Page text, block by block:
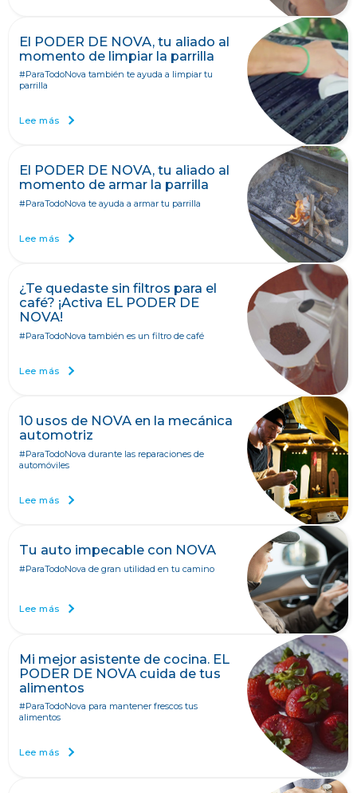
El PODER DE NOVA, tu aliado al
momento de limpiar la parrilla
#ParaTodoNova también te ayuda a limpiar tu
parrilla
Lee más
El PODER DE NOVA, tu aliado al
momento de armar la parrilla
#ParaTodoNova te ayuda a armar tu parrilla
Lee más
¿Te quedaste sin filtros para el
café? ¡Activa EL PODER DE
NOVA!
#ParaTodoNovatambién es un filtro de café
Lee más
10 usos de NOVA en la mecánica
automotriz
#ParaTodoNovadurante las reparaciones de
automóviles
Lee más
Tu auto impecable con NOVA
#ParaTodoNova de gran utilidad en tu camino
Lee más
Mi mejor asistente de cocina. EL
PODER DE NOVA cuida de tus
alimentos
#ParaTodoNova para mantener frescos tus
alimentos
Lee más